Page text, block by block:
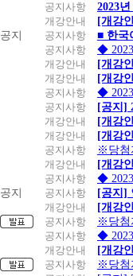
공지사항
2023
개강안내
[개강
공지
공지사항
■ 한국
공지사항
◆
개강안내
[개강
개강안내
[개강
공지사항
◆
공지사항
[공지]
개강안내
[개강
개강안내
[개강
공지사항
※당첨
개강안내
[개강
공지사항
◆
공지
공지사항
[공지]
개강안내
[개강
공지사항
※당첨
공지사항
◆
개강안내
[개강
공지사항
※당첨